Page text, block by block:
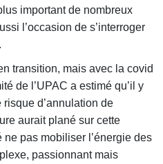
important de nombreux
l’occasion de s’interroger
transition, mais avec la covid
de l’UPAC a estimé qu’il y
d’annulation de
aurait plané sur cette
pas mobiliser l’énergie des
passionnant mais